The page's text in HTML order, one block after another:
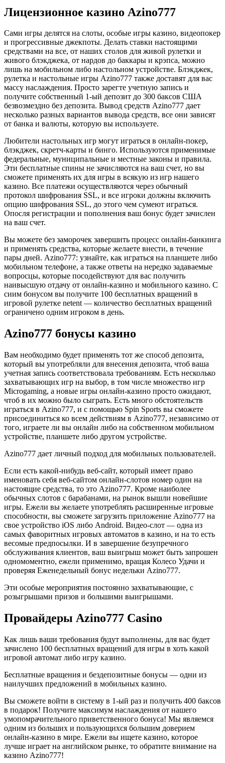
Лицензионное казино Azino777
Сами игры делятся на слоты, особые игры казино, видеопокер
и прогрессивные джекпоты. Делать ставки настоящими
средствами на все, от наших столов для живой рулетки и
живого блэкджека, от нардов до баккары и крэпса, можно
лишь на мобильном либо настольном устройстве. Блэкджек,
рулетка и настольные игры Azino777 также доставят для вас
массу наслаждения. Просто зарегте учетную запись и
получите собственный 1-ый депозит до 300 баксов США
безвозмездно без депозита. Вывод средств Azino777 дает
несколько разных вариантов вывода средств, все они зависят
от банка и валюты, которую вы используете.
Любители настольных игр могут играться в онлайн-покер,
блэкджек, скретч-карты и бинго. Используются применимые
федеральные, муниципальные и местные законы и правила.
Эти бесплатные спины не зачисляются на ваш счет, но вы
сможете применять их для игры в всякую из игр нашего
казино. Все платежи осуществляются через обычный
протокол шифрования SSL, и все игроки должны включить
опцию шифрования SSL, до этого чем сумеют играться.
Опосля регистрации и пополнения ваш бонус будет зачислен
на ваш счет.
Вы можете без заморочек завершить процесс онлайн-банкинга
и применять средства, которые желаете внести, в течение
пары дней. Azino777: узнайте, как играться на планшете либо
мобильном телефоне, а также ответы на нередко задаваемые
вопросцы, которые посодействуют для вас получить
наивысшую отдачу от онлайн-казино и мобильного казино. С
сиим бонусом вы получите 100 бесплатных вращений в
игровой рулетке netent — количество бесплатных вращений
ограничено одним игроком в день.
Azino777 бонусы казино
Вам необходимо будет применять тот же способ депозита,
который вы употребляли для внесения депозита, чтоб ваша
учетная запись соответствовала требованиям. Есть несколько
захватывающих игр на выбор, в том числе множество игр
Microgaming, а новые игры онлайн-казино просто ожидают,
чтоб в их можно было сыграть. Есть много обстоятельств
играться в Azino777, и с помощью Spin Sports вы сможете
присоединиться ко всем действиям в Azino777, независимо от
того, играете ли вы онлайн либо на собственном мобильном
устройстве, планшете либо другом устройстве.
Azino777 дает личный подход для мобильных пользователей.
Если есть какой-нибудь веб-сайт, который имеет право
именовать себя веб-сайтом онлайн-слотов номер один на
настоящие средства, то это Azino777. Кроме наиболее
обычных слотов с барабанами, на рынок вышли новейшие
игры. Ежели вы желаете употреблять расширенные игровые
способности, вы сможете загрузить приложение Azino777 на
свое устройство iOS либо Android. Видео-слот — одна из
самых фаворитных игровых автоматов в казино, и на то есть
весомые предпосылки. И в завершение безупречного
обслуживания клиентов, ваш выигрыш может быть запрошен
одномоментно, ежели применимо, вращая Колесо Удачи и
проверяя Еженедельный бонус недельки Azino777.
Эти особые мероприятия постоянно захватывающие, с
розыгрышами призов и большими выигрышами.
Провайдеры Azino777 Casino
Как лишь ваши требования будут выполнены, для вас будет
зачислено 100 бесплатных вращений для игры в хоть какой
игровой автомат либо игру казино.
Бесплатные вращения и бездепозитные бонусы — одни из
наилучших предложений в мобильных казино.
Вы сможете войти в систему в 1-ый раз и получить 400 баксов
в подарок! Получите максимум наслаждения от нашего
умопомрачительного приветственного бонуса! Мы являемся
одним из больших и пользующихся большим доверием
онлайн-казино в мире. Ежели вы ищете казино, которое
лучше играет на английском рынке, то обратите внимание на
казино Azino777!